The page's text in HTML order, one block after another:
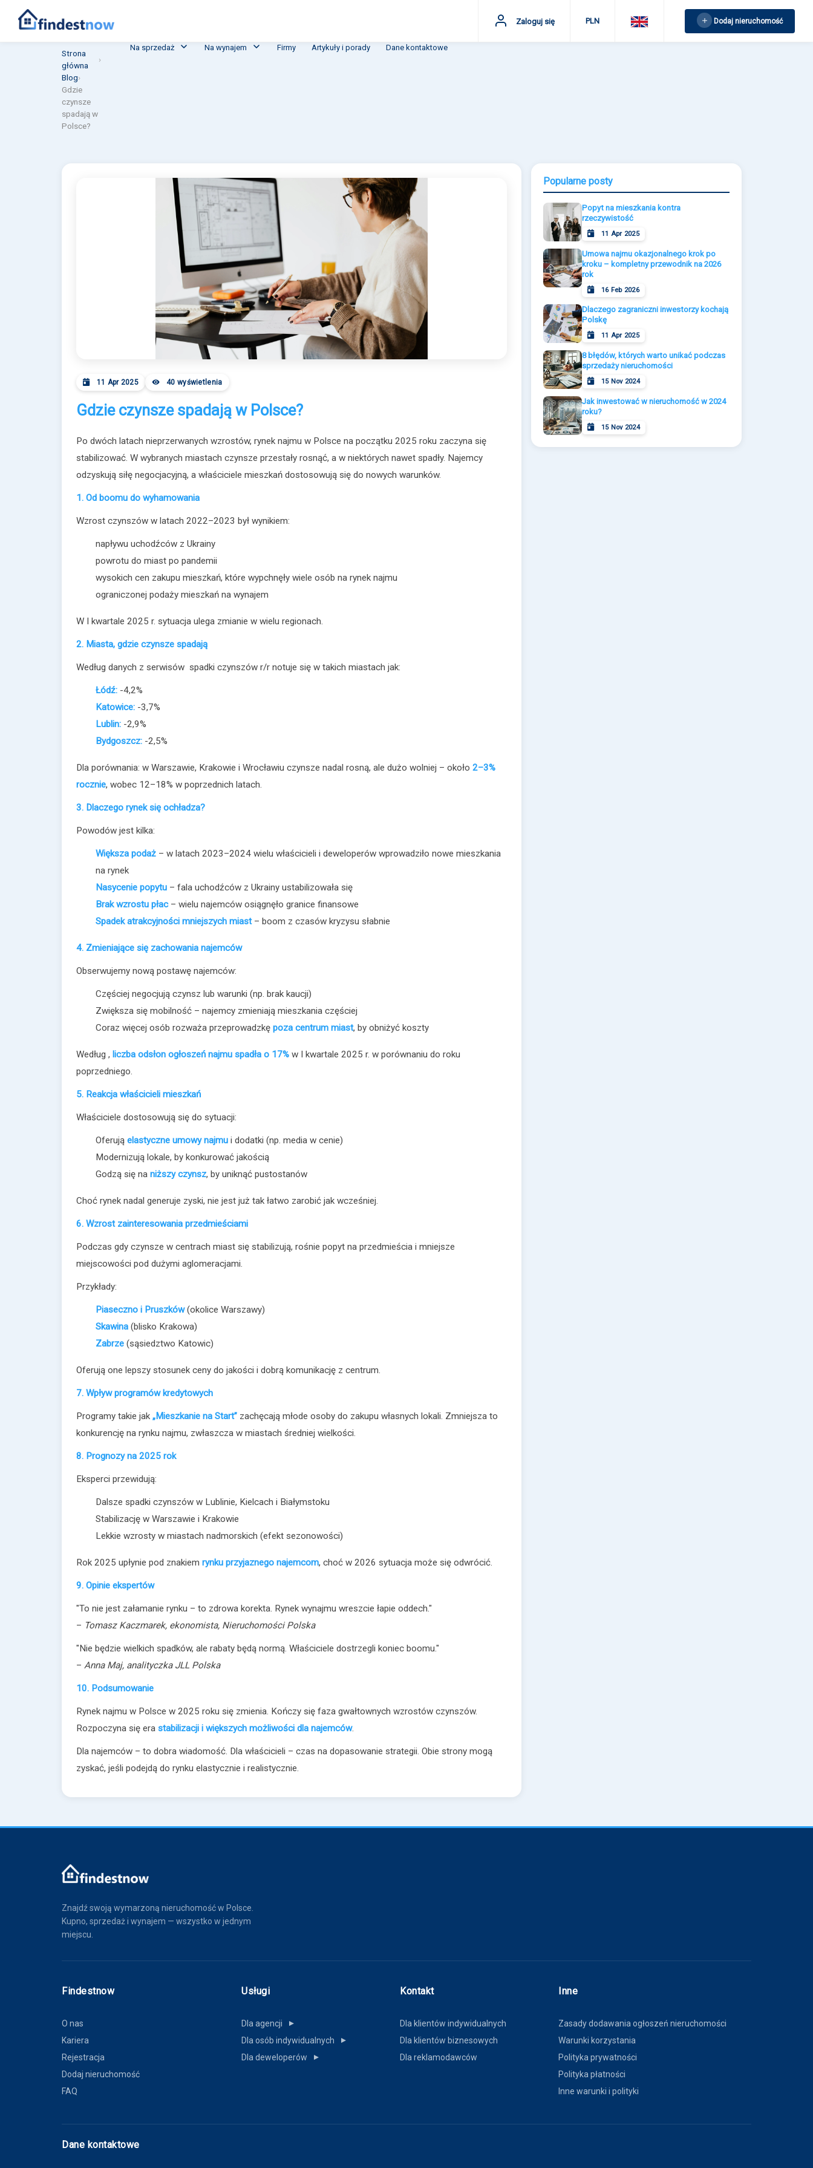
Dodaj nieruchomość
PLN
Zaloguj się
Na sprzedaż Na wynajem Firmy Artykuły i porady Dane kontaktowe
Strona
główna
›
Blog›
Gdzie
czynsze
spadają w
Polsce?
11 Apr 2025 40 wyświetlenia
Gdzie czynsze spadają w Polsce?
Po dwóch latach nieprzerwanych wzrostów, rynek najmu w Polsce na początku 2025 roku zaczyna się
stabilizować. W wybranych miastach czynsze przestały rosnąć, a w niektórych nawet spadły. Najemcy
odzyskują siłę negocjacyjną, a właściciele mieszkań dostosowują się do nowych warunków.
1. Od boomu do wyhamowania
Wzrost czynszów w latach 2022–2023 był wynikiem:
napływu uchodźców z Ukrainy
powrotu do miast po pandemii
wysokich cen zakupu mieszkań, które wypchnęły wiele osób na rynek najmu
ograniczonej podaży mieszkań na wynajem
W I kwartale 2025 r. sytuacja ulega zmianie w wielu regionach.
2. Miasta, gdzie czynsze spadają
Według danych z serwisów spadki czynszów r/r notuje się w takich miastach jak:
Łódź: -4,2%
Katowice: -3,7%
Lublin: -2,9%
Bydgoszcz: -2,5%
Dla porównania: w Warszawie, Krakowie i Wrocławiu czynsze nadal rosną, ale dużo wolniej – około 2–3%
rocznie, wobec 12–18% w poprzednich latach.
3. Dlaczego rynek się ochładza?
Powodów jest kilka:
Większa podaż – w latach 2023–2024 wielu właścicieli i deweloperów wprowadziło nowe mieszkania
na rynek
Nasycenie popytu – fala uchodźców z Ukrainy ustabilizowała się
Brak wzrostu płac– wielu najemców osiągnęło granice finansowe
Spadek atrakcyjności mniejszych miast– boom z czasów kryzysu słabnie
4. Zmieniające się zachowania najemców
Obserwujemy nową postawę najemców:
Częściej negocjują czynsz lub warunki (np. brak kaucji)
Zwiększa się mobilność – najemcy zmieniają mieszkania częściej
Coraz więcej osób rozważa przeprowadzkę poza centrum miast, by obniżyć koszty
Według , liczba odsłon ogłoszeń najmu spadła o 17% w I kwartale 2025 r. w porównaniu do roku
poprzedniego.
5. Reakcja właścicieli mieszkań
Właściciele dostosowują się do sytuacji:
Oferują elastyczne umowy najmu i dodatki (np. media w cenie)
Modernizują lokale, by konkurować jakością
Godzą się na niższy czynsz, by uniknąć pustostanów
Choć rynek nadal generuje zyski, nie jest już tak łatwo zarobić jak wcześniej.
6. Wzrost zainteresowania przedmieściami
Podczas gdy czynsze w centrach miast się stabilizują, rośnie popyt na przedmieścia i mniejsze
miejscowości pod dużymi aglomeracjami.
Przykłady:
Piaseczno i Pruszków(okolice Warszawy)
Skawina (blisko Krakowa)
Zabrze (sąsiedztwo Katowic)
Oferują one lepszy stosunek ceny do jakości i dobrą komunikację z centrum.
7. Wpływ programów kredytowych
Programy takie jak „Mieszkanie na Start” zachęcają młode osoby do zakupu własnych lokali. Zmniejsza to
konkurencję na rynku najmu, zwłaszcza w miastach średniej wielkości.
8. Prognozy na 2025 rok
Eksperci przewidują:
Dalsze spadki czynszów w Lublinie, Kielcach i Białymstoku
Stabilizację w Warszawie i Krakowie
Lekkie wzrosty w miastach nadmorskich (efekt sezonowości)
Rok 2025 upłynie pod znakiem rynku przyjaznego najemcom, choć w 2026 sytuacja może się odwrócić.
9. Opinie ekspertów
"To nie jest załamanie rynku – to zdrowa korekta. Rynek wynajmu wreszcie łapie oddech."
– Tomasz Kaczmarek, ekonomista, Nieruchomości Polska
"Nie będzie wielkich spadków, ale rabaty będą normą. Właściciele dostrzegli koniec boomu."
– Anna Maj, analityczka JLL Polska
10. Podsumowanie
Rynek najmu w Polsce w 2025 roku się zmienia. Kończy się faza gwałtownych wzrostów czynszów.
Rozpoczyna się era stabilizacji i większych możliwości dla najemców.
Dla najemców – to dobra wiadomość. Dla właścicieli – czas na dopasowanie strategii. Obie strony mogą
zyskać, jeśli podejdą do rynku elastycznie i realistycznie.
Popularne posty
Popyt na mieszkania kontra
rzeczywistość
11 Apr 2025
Umowa najmu okazjonalnego krok po
kroku – kompletny przewodnik na 2026
rok
16 Feb 2026
Dlaczego zagraniczni inwestorzy kochają
Polskę
11 Apr 2025
8 błędów, których warto unikać podczas
sprzedaży nieruchomości
15 Nov 2024
Jak inwestować w nieruchomość w 2024
roku?
15 Nov 2024
Znajdź swoją wymarzoną nieruchomość w Polsce.
Kupno, sprzedaż i wynajem — wszystko w jednym
miejscu.
Findestnow
O nas
Kariera
Rejestracja
Dodaj nieruchomość
FAQ
Usługi
Dla agencji ▼
Dla osób indywidualnych ▼
Dla deweloperów ▼
Kontakt
Dla klientów indywidualnych
Dla klientów biznesowych
Dla reklamodawców
Inne
Zasady dodawania ogłoszeń nieruchomości
Warunki korzystania
Polityka prywatności
Polityka płatności
Inne warunki i polityki
Dane kontaktowe